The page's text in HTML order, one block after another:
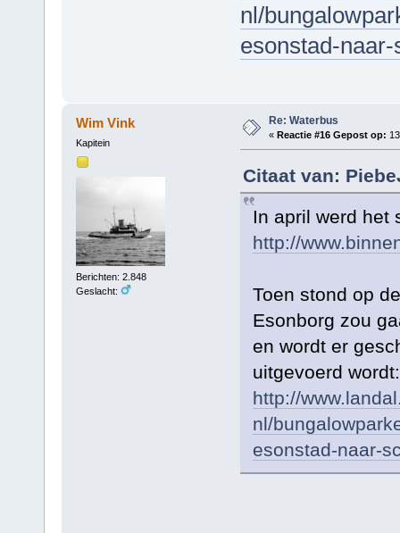
nl/
esonstad-
Wim Vink
Kapitein
Berichten: 2.848
Geslacht:
Re: Waterbus
« Reactie #16 Gepost op:
Citaat van:
In april werd het
http://
Toen stond op
Esonborg zou
en wordt er
uitgevoerd wordt:
http://
nl/
esonstad-naar-